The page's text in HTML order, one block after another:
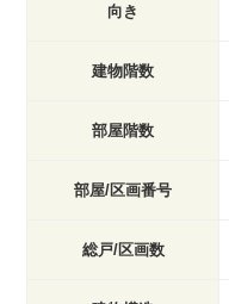
向き
建物階数
部屋階数
部屋/区画番号
総戸/区画数